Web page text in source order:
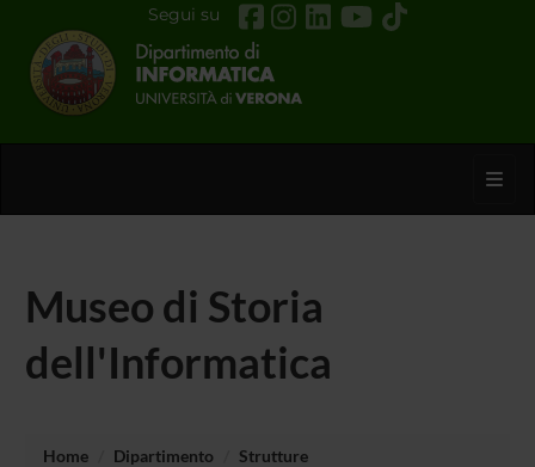
Segui su
Museo di Storia
dell'Informatica
Home Dipartimento
Strutture